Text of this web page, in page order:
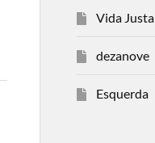
Vida Justa
dezanove
Esquerda